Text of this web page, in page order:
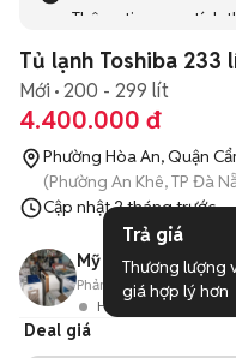
Thông tin mang tính
tương tự khác dưới
Tủ lạnh Toshiba 233
Mới 200 - 299 lít
4.400.000 đ
Phường Hòa An, Quận
(Phường An Khê, TP Đà
Cập nhật2 tháng trước
Mỹ Mỹ
Hoạt động 3 giờ trước
Phản hồi: 88%437 Đã
Deal giá
Trả giá
Thương lượng
giá hợp lý hơn